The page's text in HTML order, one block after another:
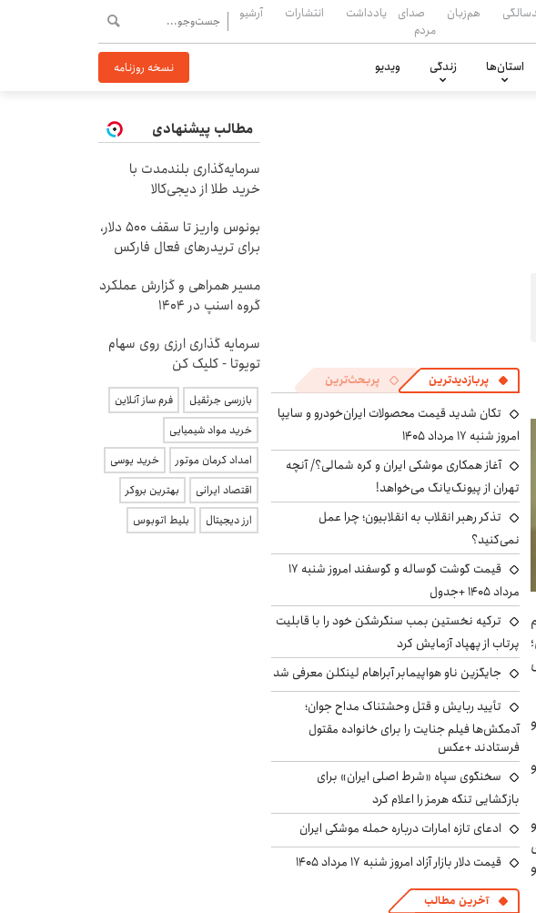
هم‌زبان
صدای
مردم
یادداشت انتشارات آرشیو
استان‌ها زندگی ویدیو نسخه روزنامه
پربازدیدترین پربحث‌ترین
تکان شدید قیمت محصولات ایران‌خودرو و سایپا
امروز شنبه ۱۷ مرداد ۱۴۰۵
آغاز همکاری موشکی ایران و کره شمالی؟/ آنچه
تهران از پیونگ‌یانگ می‌خواهد!
تذکر رهبر انقلاب به انقلابیون؛ چرا عمل
نمی‌کنید؟
قیمت گوشت گوساله و گوسفند امروز شنبه ۱۷
مرداد ۱۴۰۵ +جدول
ترکیه نخستین بمب سنگرشکن خود را با قابلیت
پرتاب از پهپاد آزمایش کرد
جایگزین ناو هواپیمابر آبراهام لینکلن معرفی شد
تأیید ربایش و قتل وحشتناک مداح جوان؛
آدمکش‌ها فیلم جنایت را برای خانواده مقتول
فرستادند +عکس
سخنگوی سپاه «شرط اصلی ایران» برای
بازگشایی تنگه هرمز را اعلام کرد
ادعای تازه امارات درباره حمله موشکی ایران
قیمت دلار بازار آزاد امروز شنبه ۱۷ مرداد ۱۴۰۵
آخرین مطالب
مطالب پیشنهادی
سرمایه‌گذاری بلندمدت با
خرید طلا از دیجی‌کالا
بونوس واریز تا سقف 500 دلار،
برای تریدرهای فعال فارکس
مسیر همراهی و گزارش عملکرد
گروه اسنپ در ۱۴۰۴
سرمایه گذاری ارزی روی سهام
تویوتا - کلیک کن
بازرسی جرثقیل
فرم ساز آنلاین
خرید مواد شیمیایی
امداد کرمان موتور
خرید یوسی
اقتصاد ایرانی
بهترین بروکر
ارز دیجیتال
بلیط اتوبوس